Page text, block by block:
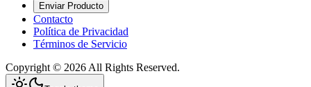
Enviar Producto
Contacto
Política de Privacidad
Términos de Servicio
Copyright © 2026 All Rights Reserved.